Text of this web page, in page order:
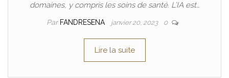
domaines, y compris les soins de santé. L’IA est…
Par FANDRESENA janvier 20, 2023 0
Lire la suite